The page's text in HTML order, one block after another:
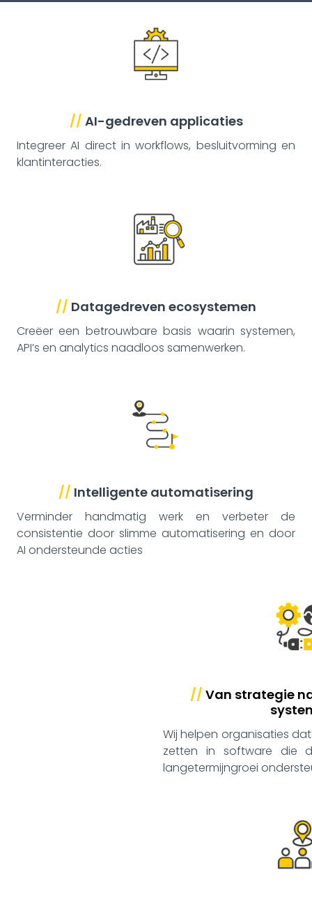
// AI-gedreven applicaties
Integreer AI direct in workflows, besluitvorming en
klantinteracties.
// Datagedreven ecosystemen
Creëer een betrouwbare basis waarin systemen,
API’s en analytics naadloos samenwerken.
// Intelligente automatisering
Verminder handmatig werk en verbeter de
consistentie door slimme automatisering en door
AI ondersteunde acties
// Van strategie
Wij helpen organisaties
zetten in software die
langetermijngroei